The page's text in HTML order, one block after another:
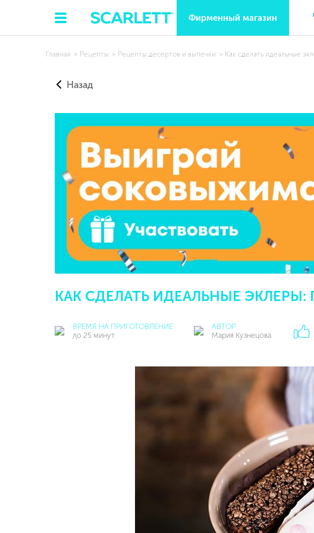
Фирменный магазин
Главная Рецепты Рецепты десертов и выпечки Как сделать идеальные
Назад
КАК СДЕЛАТЬ ИДЕАЛЬНЫЕ
ВРЕМЯ НА ПРИГОТОВЛЕНИЕ
до 25 минут
АВТОР
Мария Кузнецова